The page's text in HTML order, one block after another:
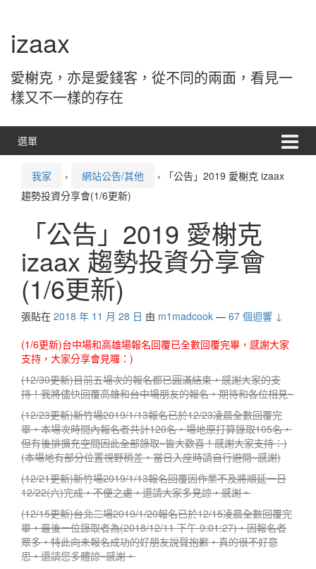
izaax
愛榭克，亦是愛錢客，從不同的兩面，看見一
樣又不一樣的存在
選單
我家 › 網站公告/其他 ›
「公告」2019 愛榭克 izaax
趨勢投資分享會(1/6更新)
「公告」2019 愛榭克
izaax 趨勢投資分享會
(1/6更新)
張貼在 2018 年 11 月 28 日 由 m1madcook — 67 個迴響 ↓
(1/6更新)台中場和高雄場報名回覆已全數回覆完畢，感謝大家
支持，大家分享會見囉：)
(12/30更新)目前五場次的報名都已圓滿結束，感謝大家的支
持！我將儘快回覆高雄和台中場朋友的報名，期待和各位相見~
(12/23更新)新竹場2019/1/13報名已於12/23凌晨全數回覆完
畢，本場次時間內報名者共計120名，場地原打算錄取105名，
但有後排擴充空間因此全部錄取~皆大歡喜！感謝大家支持：)
(本場地有部分位置視野稍差，當日入座時請自行避開~感謝)
(12/21更新)新竹場2019/1/13報名回覆因作業不及將順延一日
12/22(六)完成，不便之處，還請大家多見諒，感謝。
(12/15更新)台北二場2019/1/20報名已於12/15凌晨全數回覆完
畢，最後一位錄取者為(2018/12/11 下午 9:01:27)，因報名者
眾多，特此向未報名成功的好朋友說聲抱歉，真的很不好意
思，還請您多體諒~感謝。